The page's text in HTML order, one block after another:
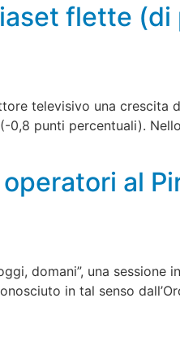
flette (di
televisivo una crescita
0,8 punti percentuali).
al
domani”, una sessione
in tal senso